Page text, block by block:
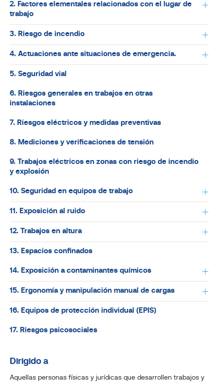
2. Factores elementales relacionados con el lugar de
trabajo
3. Riesgo de incendio
4. Actuaciones ante situaciones de emergencia.
5. Seguridad vial
6. Riesgos generales en trabajos en otras
instalaciones
7. Riesgos eléctricos y medidas preventivas
8. Mediciones y verificaciones de tensión
9. Trabajos eléctricos en zonas con riesgo de incendio
y explosión
10. Seguridad en equipos de trabajo
11. Exposición al ruido
12. Trabajos en altura
13. Espacios confinados
14. Exposición a contaminantes químicos
15. Ergonomía y manipulación manual de cargas
16. Equipos de protección individual (EPIS)
17. Riesgos psicosociales
Dirigido a
Aquellas personas físicas y jurídicas que desarrollen trabajos y